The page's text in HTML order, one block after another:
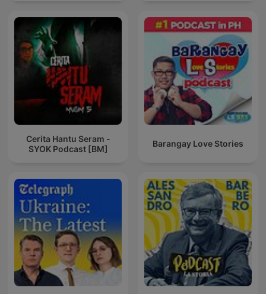
Cerita Hantu Seram -
SYOK Podcast [BM]
Barangay Love Stories